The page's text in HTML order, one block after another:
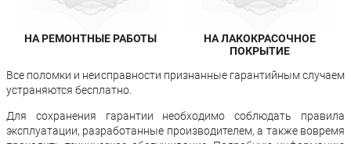
НА РЕМОНТНЫЕ РАБОТЫ
НА ЛАКОКРАСОЧНОЕ
ПОКРЫТИЕ
Все поломки и неисправности признанные гарантийным случаем
устраняются бесплатно.
Для сохранения гарантии необходимо соблюдать правила
эксплуатации, разработанные производителем, а также вовремя